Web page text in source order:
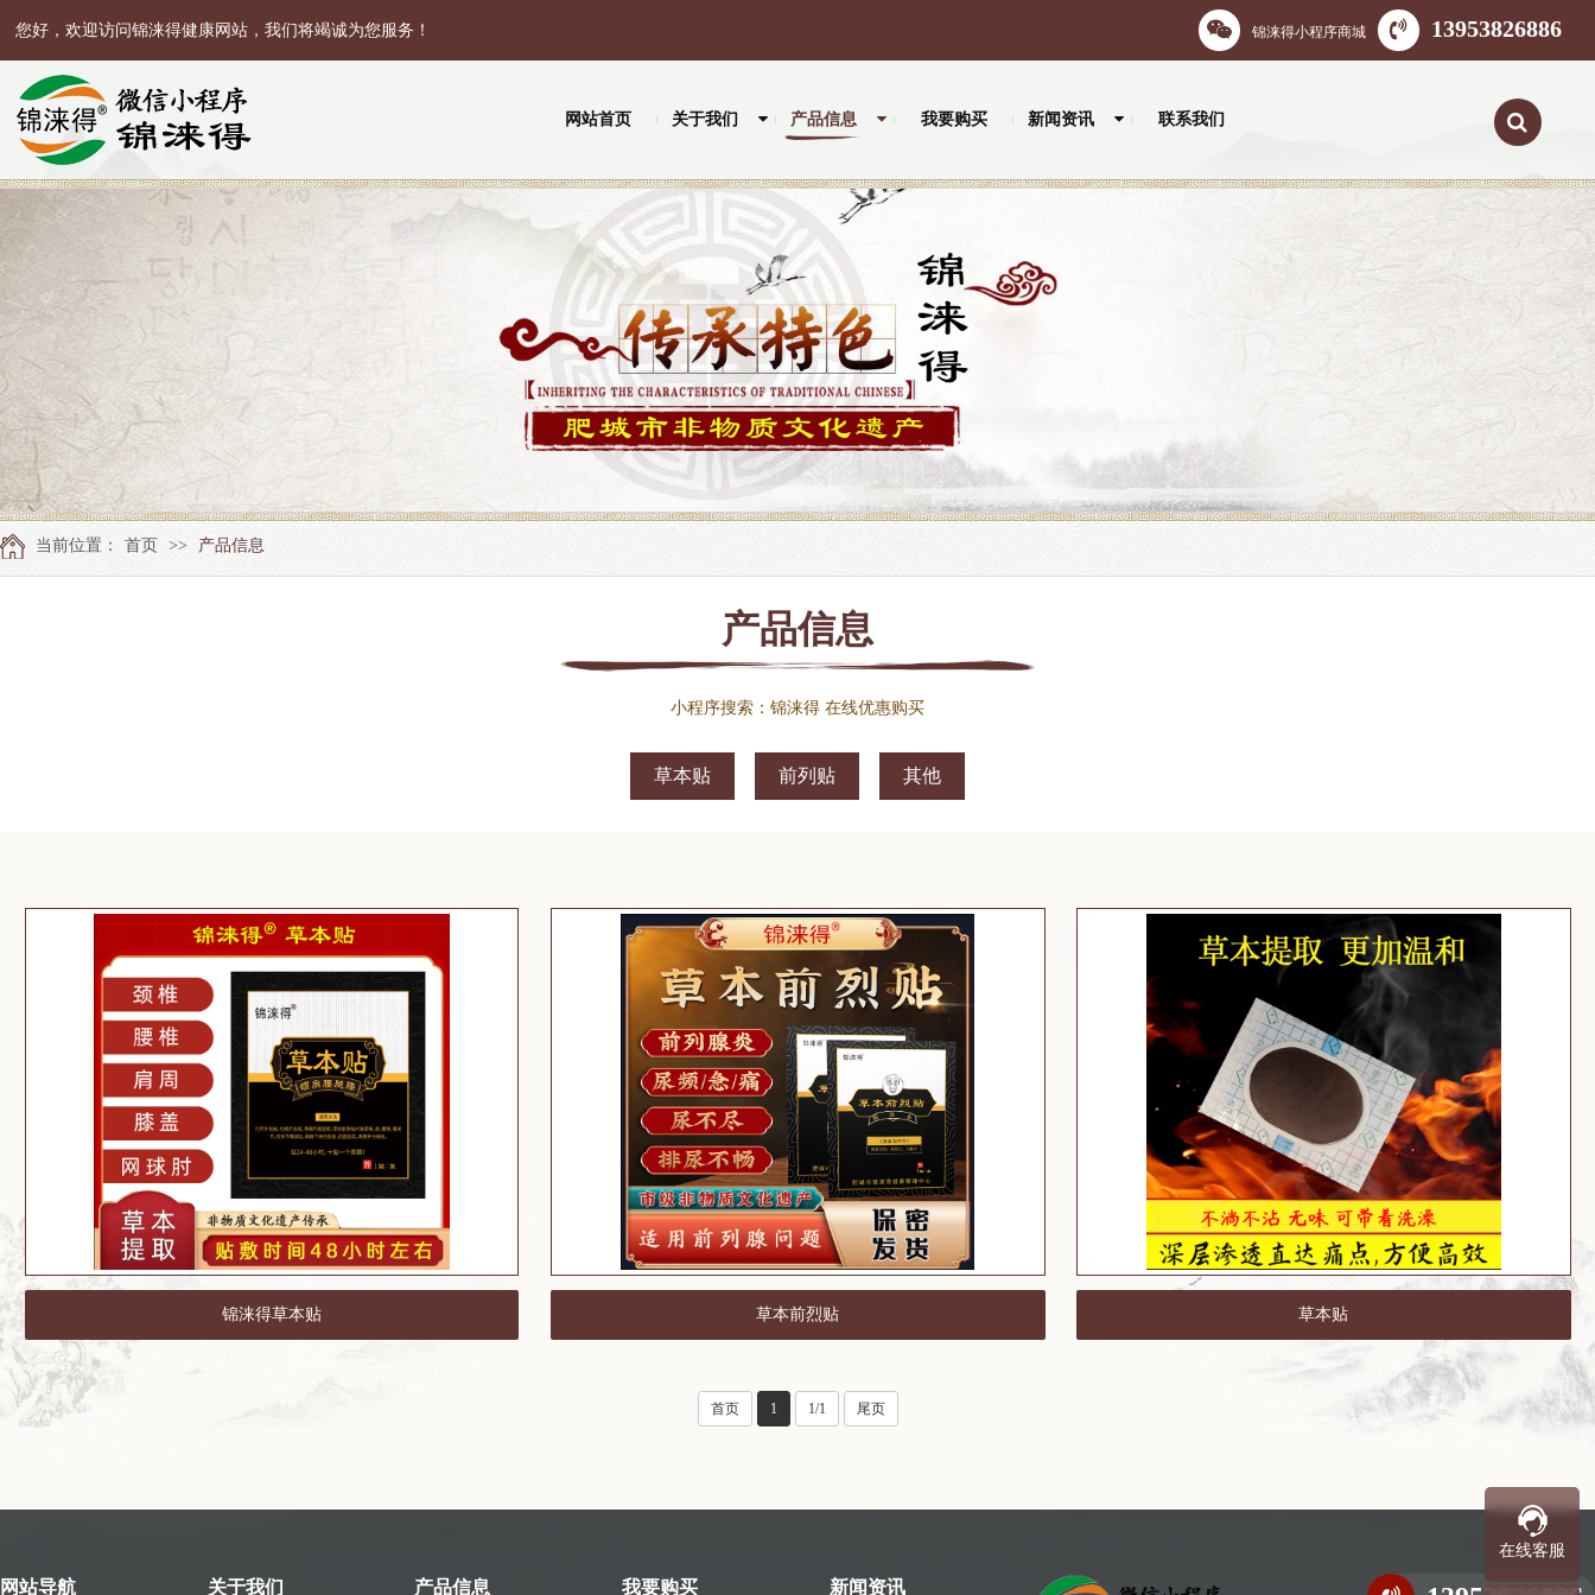
您好，欢迎访问锦涞得健康网站，我们将竭诚为您服务！ 锦涞得小程序商城 13953826886
网站首页 关于我们 产品信息 我要购买 新闻资讯 联系我们
当前位置： 首页 >> 产品信息
产品信息
小程序搜索：锦涞得 在线优惠购买
草本贴 前列贴 其他
锦涞得草本贴 草本前烈贴 草本贴
首页 1 1/1 尾页
网站导航 关于我们 产品信息 我要购买 新闻资讯
在线客服